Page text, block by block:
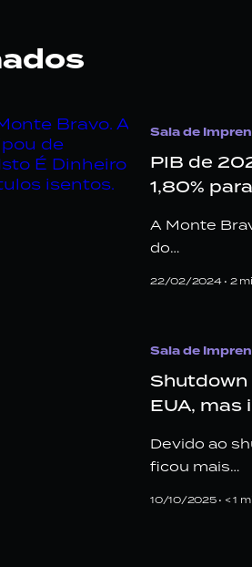
Sala de
PIB de
1,80%
A Monte
do…
22/02/2024 • 2
Sala de
EUA,
Devido ao
ficou mais…
10/10/2025 • < 1